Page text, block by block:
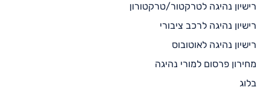
רישיון נהיגה לטרקטור/טרקטורון
רישיון נהיגה לרכב ציבורי
רישיון נהיגה לאוטובוס
מחירון פרסום למורי נהיגה
בלוג